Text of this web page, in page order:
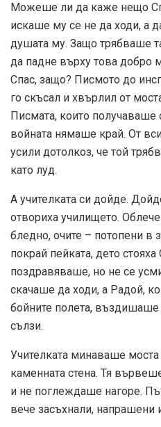
Можеше ли да каже нещо
искаше му се не да ходи, а
душата му. Защо трябваше
да падне върху това добро
Спас, защо? Писмото до
го скъсал и хвърлил от
Писмата, които получаваше
войната нямаше край. От
усили дотолкоз, че той
като луд.
А учителката си дойде.
отвориха училището.
бледно, очите – потопени в
покрай пейката, дето
поздравяваше, но не се
скачаше да ходи, а Радой,
бойните полета, въздишаше
сълзи.
Учителката минаваше
каменната стена. Тя
и не поглеждаше нагоре.
вече засъхнали, напрашени